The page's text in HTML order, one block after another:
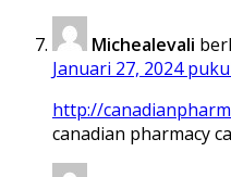
Michealevali
Januari 27, 2024
http://
canadian pharmacy